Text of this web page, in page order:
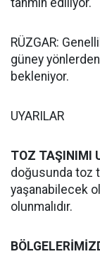
RÜZGAR:
güney
bekleniyor.
UYARILAR
TOZ TAŞINIMI
doğusunda toz
yaşanabilecek
olunmalıdır.